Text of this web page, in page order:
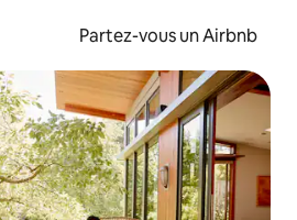
Partez-vous un Airbnb